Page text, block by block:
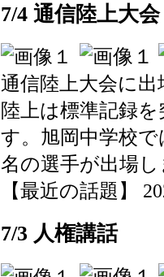
7/4 通信陸上大
通信陸上大会に
陸上は標準記録
す。旭岡中学校
名の選手が出場
【最近の話題】
7/3 人権講話